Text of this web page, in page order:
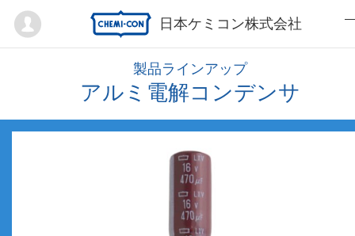
日本ケミコン株式会社
Mypage
製品ラインアップ
アルミ電解コンデンサ